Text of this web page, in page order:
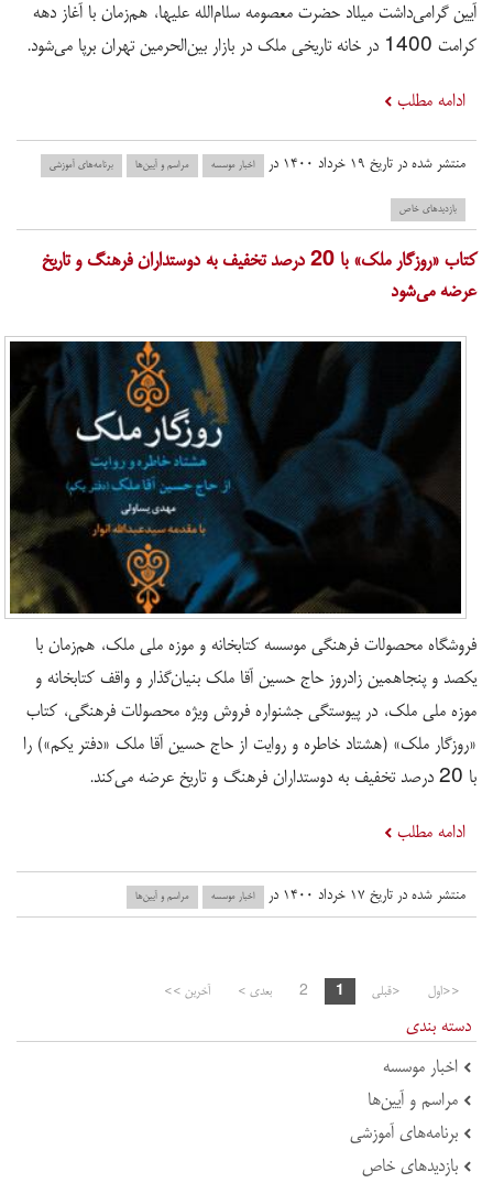
آیین گرامی‌داشت میلاد حضرت معصومه سلام‌الله علیها، هم‌زمان با آغاز دهه
کرامت 1400 در خانه تاریخی ملک در بازار بین‌الحرمین تهران برپا می‌شود.
ادامه مطلب
منتشر شده در تاریخ ۱۹ خرداد ۱۴۰۰ در اخبار موسسه مراسم و آیین‌ها برنامه‌های آموزشی
بازدید‌های خاص
کتاب «روزگار ملک» با 20 درصد تخفیف به دوستداران فرهنگ و تاریخ
عرضه می‌شود
فروشگاه محصولات فرهنگی موسسه کتابخانه و موزه ملی ملک، هم‌زمان با
یکصد و پنجاهمین زادروز حاج حسین آقا ملک بنیان‌گذار و واقف کتابخانه و
موزه ملی ملک، در پیوستگی جشنواره فروش ویژه محصولات فرهنگی، کتاب
«روزگار ملک» (هشتاد خاطره و روایت از حاج حسین آقا ملک «دفتر یکم») را
با 20 درصد تخفیف به دوستداران فرهنگ و تاریخ عرضه می‌کند.
ادامه مطلب
منتشر شده در تاریخ ۱۷ خرداد ۱۴۰۰ در اخبار موسسه مراسم و آیین‌ها
<<اول <قبلی 1
2 بعدی > آخرین >>
دسته بندی
اخبار موسسه
مراسم و آیین‌ها
برنامه‌های آموزشی
بازدید‌های خاص